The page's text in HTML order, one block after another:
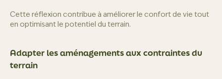
Cette réflexion contribue à améliorer le confort de vie tout
en optimisant le potentiel du terrain.
Adapter les aménagements aux contraintes du
terrain